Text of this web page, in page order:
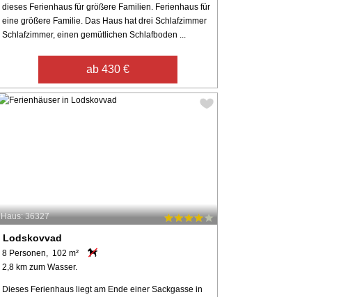
dieses Ferienhaus für größere Familien. Ferienhaus für
eine größere Familie. Das Haus hat drei Schlafzimmer
Schlafzimmer, einen gemütlichen Schlafboden ...
ab 430 €
Haus: 36327
Lodskovvad
8 Personen, 102 m²
2,8 km zum Wasser.
Dieses Ferienhaus liegt am Ende einer Sackgasse in